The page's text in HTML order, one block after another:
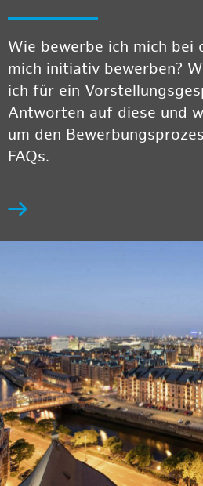
Wie bewerbe ich mich bei
mich initiativ bewerben?
ich für ein
Antworten auf diese und
um den
FAQs.